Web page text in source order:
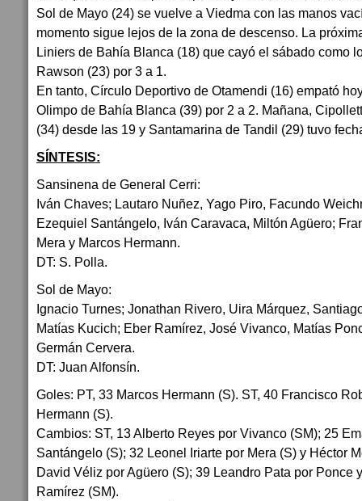
Sol de Mayo (24) se vuelve a Viedma con las manos
momento sigue lejos de la zona de descenso. La
Liniers de Bahía Blanca (18) que cayó el sábado como
Rawson (23) por 3 a 1.
En tanto, Círculo Deportivo de Otamendi (16) empató
Olimpo de Bahía Blanca (39) por 2 a 2. Mañana,
(34) desde las 19 y Santamarina de Tandil (29) tuvo
SÍNTESIS:
Sansinena de General Cerri:
Iván Chaves; Lautaro Nuñez, Yago Piro, Facundo
Ezequiel Santángelo, Iván Caravaca, Miltón Agüero;
Mera y Marcos Hermann.
DT: S. Polla.
Sol de Mayo:
Ignacio Turnes; Jonathan Rivero, Uira Márquez,
Matías Kucich; Eber Ramírez, José Vivanco, Matías
Germán Cervera.
DT: Juan Alfonsín.
Goles: PT, 33 Marcos Hermann (S). ST, 40 Francisco
Hermann (S).
Cambios: ST, 13 Alberto Reyes por Vivanco (SM); 25
Santángelo (S); 32 Leonel Iriarte por Mera (S) y Héctor
David Véliz por Agüero (S); 39 Leandro Pata por Ponce
Ramírez (SM).